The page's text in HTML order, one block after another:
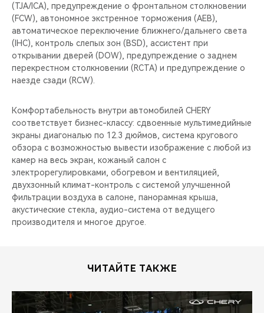
(TJA/ICA), предупреждение о фронтальном столкновении
(FCW), автономное экстренное торможения (AEB),
автоматическое переключение ближнего/дальнего света
(IHC), контроль слепых зон (BSD), ассистент при
открывании дверей (DOW), предупреждение о заднем
перекрестном столкновении (RCTA) и предупреждение о
наезде сзади (RCW).
Комфортабельность внутри автомобилей CHERY
соответствует бизнес-классу: сдвоенные мультимедийные
экраны диагональю по 12.3 дюймов, система кругового
обзора с возможностью вывести изображение с любой из
камер на весь экран, кожаный салон с
электрорегулировками, обогревом и вентиляцией,
двухзонный климат-контроль с системой улучшенной
фильтрации воздуха в салоне, панорамная крыша,
акустические стекла, aудио-система от ведущего
производителя и многое другое.
ЧИТАЙТЕ ТАКЖЕ